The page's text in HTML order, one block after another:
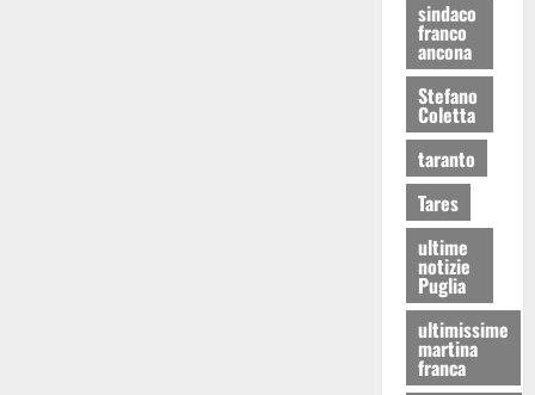
sindaco
franco
ancona
Stefano
Coletta
taranto
Tares
ultime
notizie
Puglia
ultimissime
martina
franca